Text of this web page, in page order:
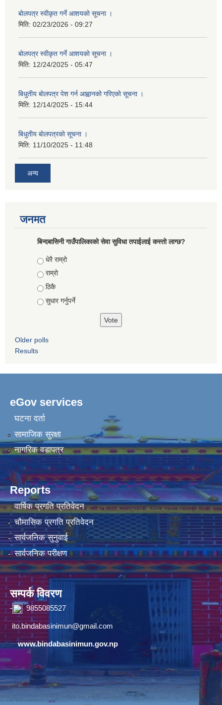
बाेलपत्र स्वीकृत गर्ने आशयकाे सूचना ।
मिति: 02/23/2026 - 09:27
बाेलपत्र स्वीकृत गर्ने आशयकाे सूचना ।
मिति: 12/24/2025 - 05:47
बिधुतीय बाेलपत्र पेश गर्न आह्वानको गरिएकाे सूचना ।
मिति: 12/14/2025 - 15:44
बिधुतीय बाेलपत्रकाे सूचना ।
मिति: 11/10/2025 - 11:48
अन्य
जनमत
बिन्दबासिनी गाउँपालिकाको सेवा सुविधा तपाईलाई कस्तो लाग्छ?
Choices
धेरै राम्रो
राम्रो
ठिकै
सुधार गर्नुपर्ने
Older polls
Results
eGov services
घटना दर्ता
सामाजिक सुरक्षा
नागरिक वडापत्र
Reports
वार्षिक प्रगति प्रतिवेदन
चौमासिक प्रगति प्रतिवेदन
सार्वजनिक सुनुवाई
सार्वजनिक परीक्षण
सम्पर्क विवरण
- 9855085527
ito.bindabasinimun@gmail.com
www.bindabasinimun.gov.np